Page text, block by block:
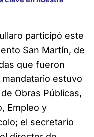
participó este
San Martín, de
que fueron
estuvo
Obras Públicas,
Empleo y
el secretario